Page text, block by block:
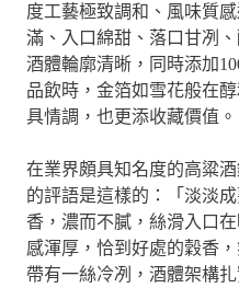
度工藝極致調和、風味質
滿、入口綿甜、落口甘冽
酒體輪廓清晰，同時添加
品飲時，金箔如雪花般在
具情調，也更添收藏價值。
在業界頗具知名度的高粱
的評語是這樣的：「淡淡
香，濃而不膩，絲滑入口
感渾厚，恰到好處的穀香
帶有一絲冷冽，酒體架構